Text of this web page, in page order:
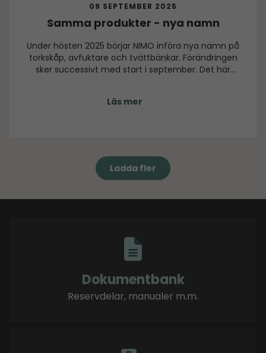
09 SEPTEMBER 2025
Samma produkter - nya namn
Under hösten 2025 börjar NIMO införa nya namn på
torkskåp, avfuktare och tvättbänkar. Förändringen
sker successivt med start i september. Det här
eller produktblad under en övergångsperiod kan
Läs mer
Ladda fler
Dokumentbank
Reservdelar, manualer m.m.